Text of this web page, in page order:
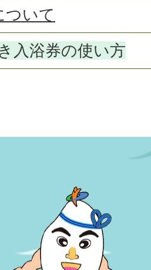
ついて
入浴券の使い方